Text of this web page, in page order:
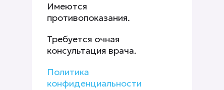
Имеются
противопоказания.
Требуется очная
консультация врача.
Политика
конфиденциальности